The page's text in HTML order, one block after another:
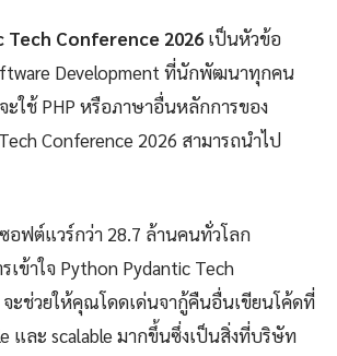
Tech Conference 2026 เป็นหัวข้อ
Development ที่นักพัฒนาทุกคน
ะใช้ PHP หรือภาษาอื่นหลักการของ
Conference 2026 สามารถนำไป
ฟต์แวร์กว่า 28.7 ล้านคนทั่วโลก
เข้าใจ Python Pydantic Tech
จะช่วยให้คุณโดดเด่นจากู้คืนอื่นเขียนโค้ดที่
และ scalable มากขึ้นซึ่งเป็นสิ่งที่บริษัท